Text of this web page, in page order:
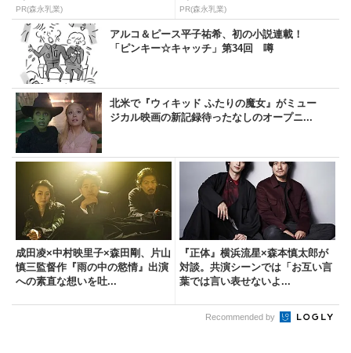
PR(森永乳業) PR(森永乳業)
アルコ＆ピース平子祐希、初の小説連載！
「ピンキー☆キャッチ」第34回 噂
北米で『ウィキッド ふたりの魔女』がミュー
ジカル映画の新記録待ったなしのオープニ...
成田凌×中村映里子×森田剛、片山
慎三監督作『雨の中の慾情』出演
への素直な想いを吐...
『正体』横浜流星×森本慎太郎が
対談。共演シーンでは「お互い言
葉では言い表せないよ...
Recommended by